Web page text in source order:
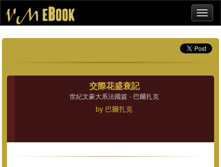
交際花盛衰記
世紀文豪大系法國篇 - 巴爾扎克
by 巴爾扎克